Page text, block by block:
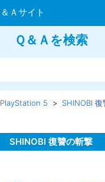
Ｑ＆Ａを検索
PlayStation 5 SHINOBI
SHINOBI 復讐の斬撃